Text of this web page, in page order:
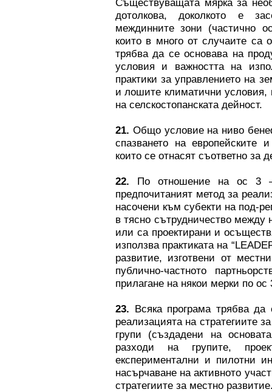
Съществуващата мярка за
дотолкова, доколкото е
междинните зони (частично
които в много от случаите са
трябва да се основава на
условия и важността на
практики за управлението на
и лошите климатични условия,
на селскостопанската дейност.
21. Общо условие на ниво
спазването на европейските
които се отнасят съответно за
22. По отношение на ос 3
предпочитаният метод за
насочени към субекти на под-
в тясно сътрудничество между
или са проектирани и
използва практиката на
развитие, изготвени от
публично-частното
прилагане на някои мерки по ос
23. Всяка програма трябва
реализацията на стратегиите
групи (създадени на
разходи на групите,
експериментални и пилотни
насърчаване на активното
стратегиите за местно